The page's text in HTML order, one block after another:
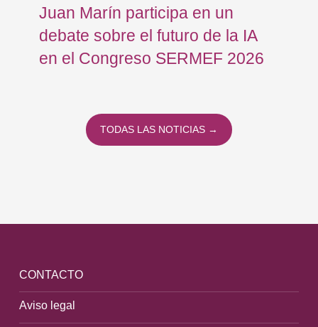
Juan Marín participa en un
debate sobre el futuro de la IA
en el Congreso SERMEF 2026
TODAS LAS NOTICIAS →
CONTACTO
Aviso legal